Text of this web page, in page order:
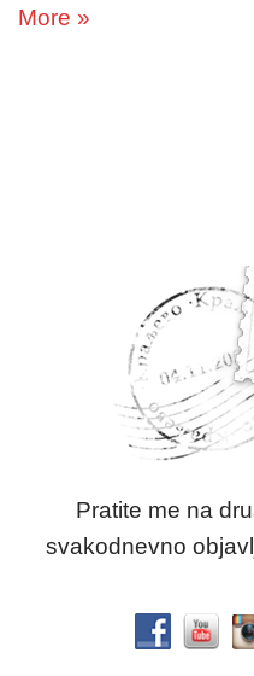
More »
Pratite me na
svakodnevno